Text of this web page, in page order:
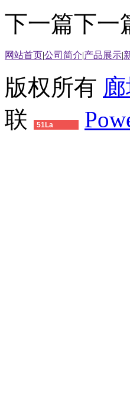
下一篇下一
网站首页|公司简介|产品展示|
版权所有
联
51La